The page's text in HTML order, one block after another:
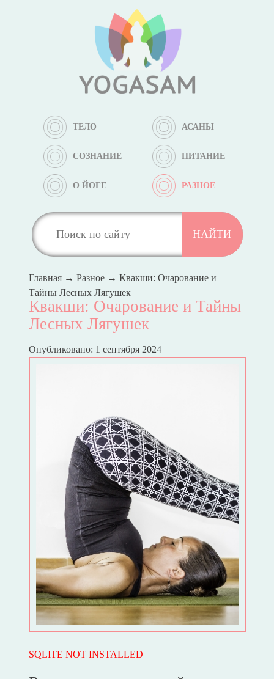
ТЕЛО АСАНЫ
СОЗНАНИЕ ПИТАНИЕ
О ЙОГЕ РАЗНОЕ
Главная→ Разное→ Квакши: Очарование и
Тайны Лесных Лягушек
Квакши: Очарование и Тайны
Лесных Лягушек
Опубликовано: 1 сентября 2024
SQLITE NOT INSTALLED